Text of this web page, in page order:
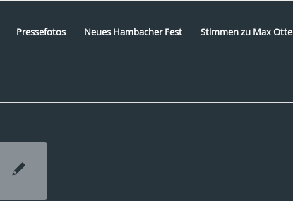
Pressefotos Neues Hambacher Fest Stimmen zu Max Otte